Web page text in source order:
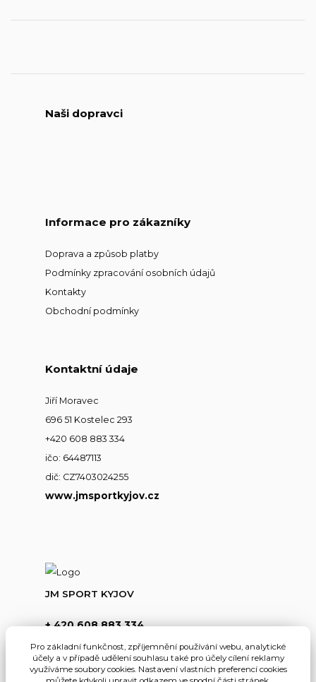
Naši dopravci
Informace pro zákazníky
Doprava a způsob platby
Podmínky zpracování osobních údajů
Kontakty
Obchodní podmínky
Kontaktní údaje
Jiří Moravec
696 51 Kostelec 293
+420 608 883 334
ičo: 64487113
dič: CZ7403024255
www.jmsportkyjov.cz
JM SPORT KYJOV
+ 420 608 883 334
info@jmsportkyjov.cz
Pro základní funkčnost, zpříjemnění používání webu, analytické
účely a v případě udělení souhlasu také pro účely cílení reklamy
využíváme soubory cookies. Nastavení vlastních preferencí cookies